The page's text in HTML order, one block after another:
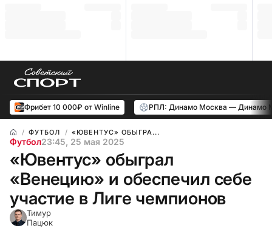
Фрибет 10 000₽ от Winline РПЛ: Динамо Москва — Динамо
ФУТБОЛ «ЮВЕНТУС» ОБЫГРА...
Футбол23:45, 25 мая 2025
«Ювентус» обыграл
«Венецию» и обеспечил себе
участие в Лиге чемпионов
Тимур
Пацюк